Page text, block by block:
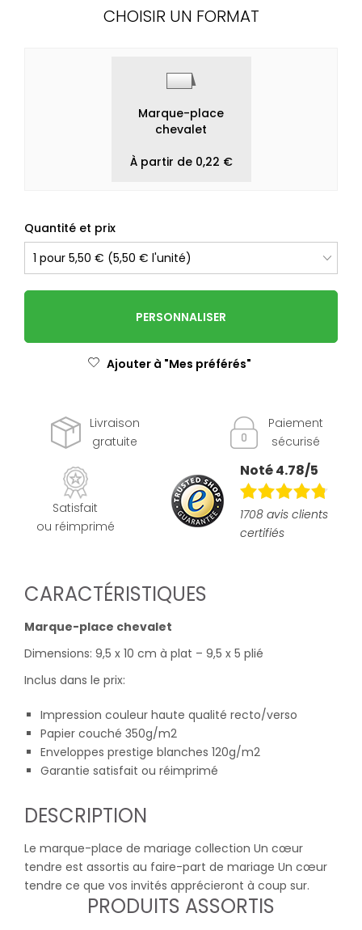
CHOISIR UN FORMAT
Marque-place
chevalet
À partir de 0,22 €
Quantité et prix
PERSONNALISER
Ajouter à "Mes préférés"
Livraison
gratuite
Paiement
sécurisé
Satisfait
ou réimprimé
Noté 4.78/5
1708 avis clients
certifiés
CARACTÉRISTIQUES
Marque-place chevalet
Dimensions: 9,5 x 10 cm à plat – 9,5 x 5 plié
Inclus dans le prix:
Impression couleur haute qualité recto/verso
Papier couché 350g/m2
Enveloppes prestige blanches 120g/m2
Garantie satisfait ou réimprimé
DESCRIPTION
Le marque-place de mariage collection Un cœur
tendre est assortis au faire-part de mariage Un cœur
tendre ce que vos invités apprécieront à coup sur.
PRODUITS ASSORTIS